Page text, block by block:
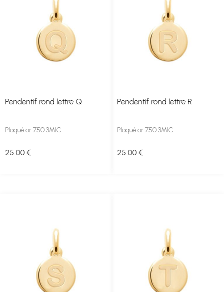
Pendentif rond lettre Q
Plaqué or 750 3MIC
25 .00 €
Pendentif rond lettre R
Plaqué or 750 3MIC
25 .00 €